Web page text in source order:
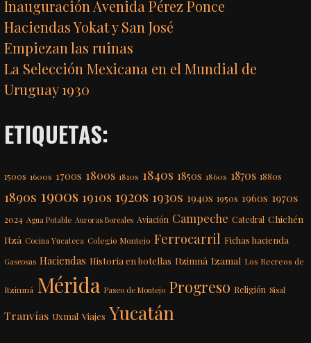
Inauguración Avenida Pérez Ponce
Haciendas Yokat y San José
Empiezan las ruinas
La Selección Mexicana en el Mundial de
Uruguay 1930
ETIQUETAS:
1500s 1600s 1700s 1800s 1810s 1840s 1850s 1860s 1870s 1880s
1890s 1900s 1910s 1920s 1930s 1940s 1950s 1960s 1970s
2024 Agua Potable Auroras Boreales Aviación Campeche Catedral Chichén
Itzá Cocina Yucateca Colegio Montejo Ferrocarril Fichas hacienda
Gaseosas Haciendas Historia en botellas Itzimná Izamal Los Recreos de
Itzimná Mérida Paseo de Montejo Progreso Religión Sisal
Tranvías Uxmal Viajes Yucatán